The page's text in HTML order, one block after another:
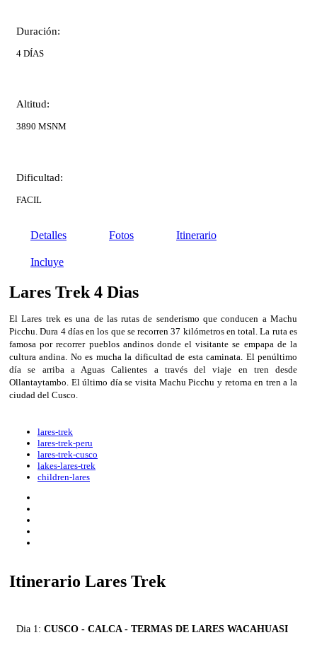
Duración:
4 DÍAS
Altitud:
3890 MSNM
Dificultad:
FACIL
Detalles Fotos Itinerario
Incluye
Lares Trek 4 Dias
El Lares trek es una de las rutas de senderismo que conducen a Machu
Picchu. Dura 4 días en los que se recorren 37 kilómetros en total. La ruta es
famosa por recorrer pueblos andinos donde el visitante se empapa de la
cultura andina. No es mucha la dificultad de esta caminata. El penúltimo
día se arriba a Aguas Calientes a través del viaje en tren desde
Ollantaytambo. El último día se visita Machu Picchu y retorna en tren a la
ciudad del Cusco.
lares-trek
lares-trek-peru
lares-trek-cusco
lakes-lares-trek
children-lares
Itinerario Lares Trek
Dia 1: CUSCO - CALCA - TERMAS DE LARES WACAHUASI